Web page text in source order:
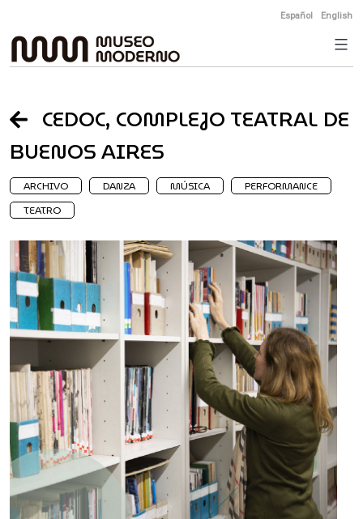
to
content
Español English
CEDOC, COMPLEJO TEATRAL DE
BUENOS AIRES
ARCHIVO DANZA MÚSICA
PERFORMANCE
TEATRO